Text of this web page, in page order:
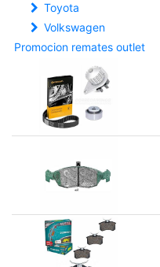
Toyota
Volkswagen
Promocion remates outlet